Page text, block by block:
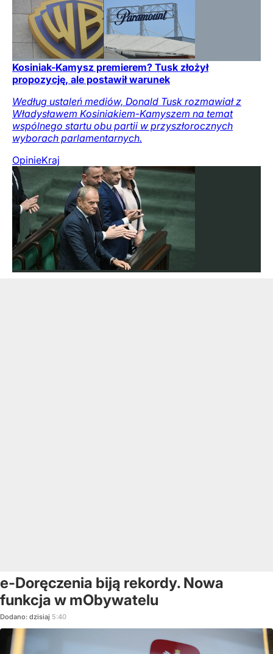
Kosiniak-Kamysz premierem? Tusk złożył
propozycję, ale postawił warunek
Według ustaleń mediów, Donald Tusk rozmawiał z
Władysławem Kosiniakiem-Kamyszem na temat
wspólnego startu obu partii w przyszłorocznych
wyborach parlamentarnych.
OpinieKraj
e-Doręczenia biją rekordy. Nowa
funkcja w mObywatelu
Dodano: dzisiaj 5:40